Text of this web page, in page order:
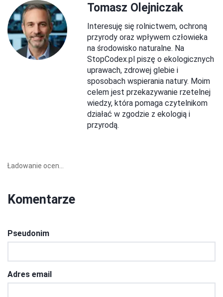
Tomasz Olejniczak
Interesuję się rolnictwem, ochroną
przyrody oraz wpływem człowieka
na środowisko naturalne. Na
StopCodex.pl piszę o ekologicznych
uprawach, zdrowej glebie i
sposobach wspierania natury. Moim
celem jest przekazywanie rzetelnej
wiedzy, która pomaga czytelnikom
działać w zgodzie z ekologią i
przyrodą.
Ładowanie ocen...
Komentarze
Pseudonim
Adres email